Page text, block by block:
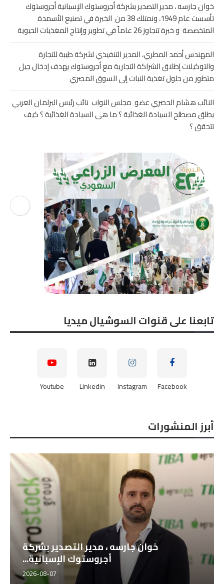
خوان جارسه ، مدير التصدير بشركة أجروستوك الإسبانية أجروستوك
تأسست عام 1949، ونمتلك 38 من الخبرة في تصنيع الأسمدة
المتخصصة و خبرة تتجاوز 26 عاماً في تطوير وإنتاج المغذيات الحيوية
المهندس أحمد المطري، المدير التنفيذي لشركة طيبة للتجارة
والتوكيلات إطلاق الشراكة التجارية مع أجروستوك يهدف إدخال جيل
متطور من حلول تغذية النبات إلى السوق المصري
النائب هشام الحصري عضو مجلس النواب نائب رئيس البرلمان العربي
يطلق مصطلح السيادة الغذائية ؟ ما هى السيادة الغذائية ؟ كيف
تتحقق ؟
تابعنا على قنوات السوشيال ميديا
Facebook
Instagram
Linkedin
Youtube
أبرز المنشورات
خوان جارسه ، مدير التصدير بشركة
أجروستوك الإسبانية...
2026-08-07